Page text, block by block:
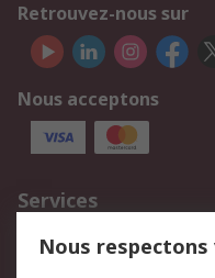
Retrouvez-nous sur
Nous acceptons
Services
750.000 produits
Nous